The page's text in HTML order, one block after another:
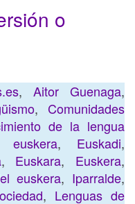
o
, Aitor Guenaga,
, Comunidades
de la lengua
euskera, Euskadi,
, Euskara, Euskera,
euskera, Iparralde,
, Lenguas de